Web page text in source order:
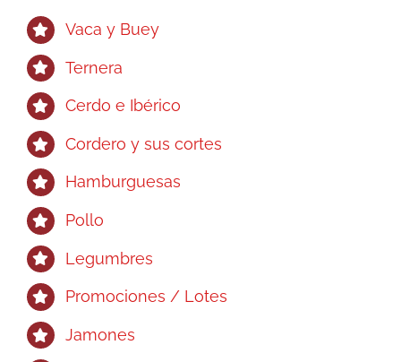
la
página
producto
Vaca y Buey
Ternera
Cerdo e Ibérico
Cordero y sus cortes
Hamburguesas
Pollo
Legumbres
Promociones / Lotes
Jamones